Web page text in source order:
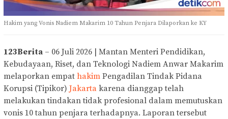
Hakim yang Vonis Nadiem Makarim 10 Tahun Penjara Dilaporkan ke KY
123Berita – 06 Juli 2026 | Mantan Menteri Pendidikan,
Kebudayaan, Riset, dan Teknologi Nadiem Anwar Makarim
melaporkan empat hakim Pengadilan Tindak Pidana
Korupsi (Tipikor) Jakarta karena dianggap telah
melakukan tindakan tidak profesional dalam memutuskan
vonis 10 tahun penjara terhadapnya. Laporan tersebut